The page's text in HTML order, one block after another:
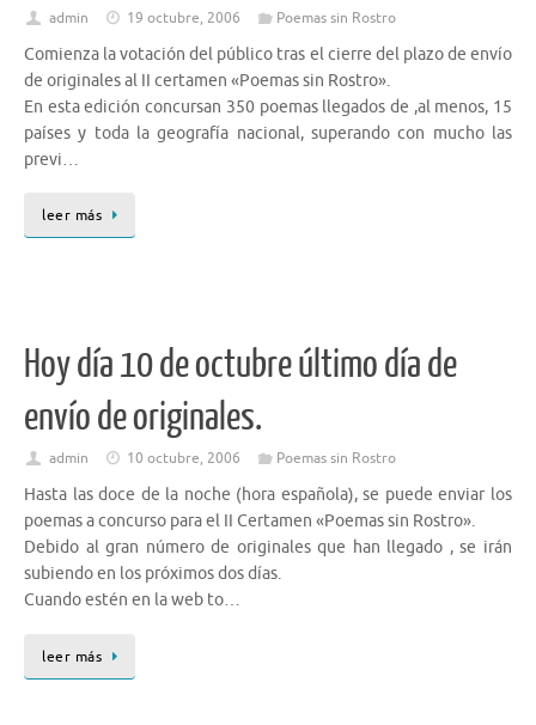
admin 19 octubre, 2006 Poemas sin Rostro
Comienza la votación del público tras el cierre del plazo de envío
de originales al II certamen «Poemas sin Rostro».
En esta edición concursan 350 poemas llegados de ,al menos, 15
países y toda la geografía nacional, superando con mucho las
previ…
leer más
Hoy día 10 de octubre último día de
envío de originales.
admin 10 octubre, 2006 Poemas sin Rostro
Hasta las doce de la noche (hora española), se puede enviar los
poemas a concurso para el II Certamen «Poemas sin Rostro».
Debido al gran número de originales que han llegado , se irán
subiendo en los próximos dos días.
Cuando estén en la web to…
leer más